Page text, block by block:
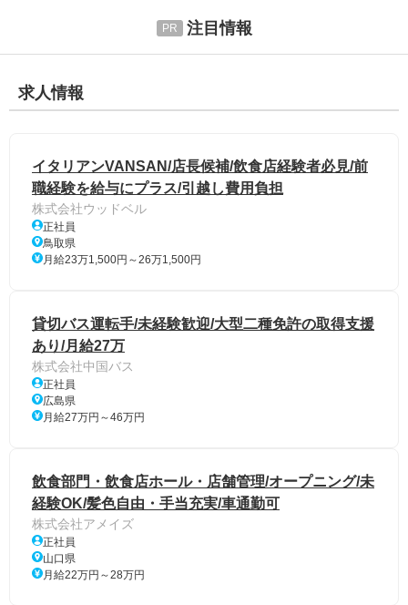
注目情報
求人情報
イタリアンVANSAN/店長候補/飲食店経験者必見/前
職経験を給与にプラス/引越し費用負担
株式会社ウッドベル
正社員
鳥取県
月給23万1,500円～26万1,500円
貸切バス運転手/未経験歓迎/大型二種免許の取得支援
あり/月給27万
株式会社中国バス
正社員
広島県
月給27万円～46万円
飲食部門・飲食店ホール・店舗管理/オープニング/未
経験OK/髪色自由・手当充実/車通勤可
株式会社アメイズ
正社員
山口県
月給22万円～28万円